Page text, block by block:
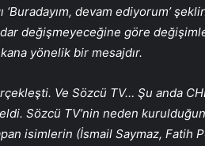
devam ediyorum’
değişmeyeceğine göre
yönelik bir mesajdır.
Ve Sözcü TV… Şu anda
Sözcü TV’nin neden
isimlerin (İsmail Saymaz, Fatih